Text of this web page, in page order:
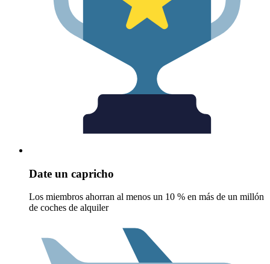
Date un capricho
Los miembros ahorran al menos un 10 % en más de un millón
de coches de alquiler